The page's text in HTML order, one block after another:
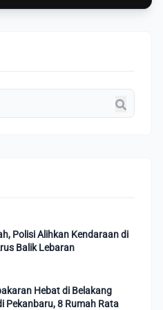
Polisi Alihkan Kendaraan di
Balik Lebaran
Hebat di Belakang
Pekanbaru, 8 Rumah Rata